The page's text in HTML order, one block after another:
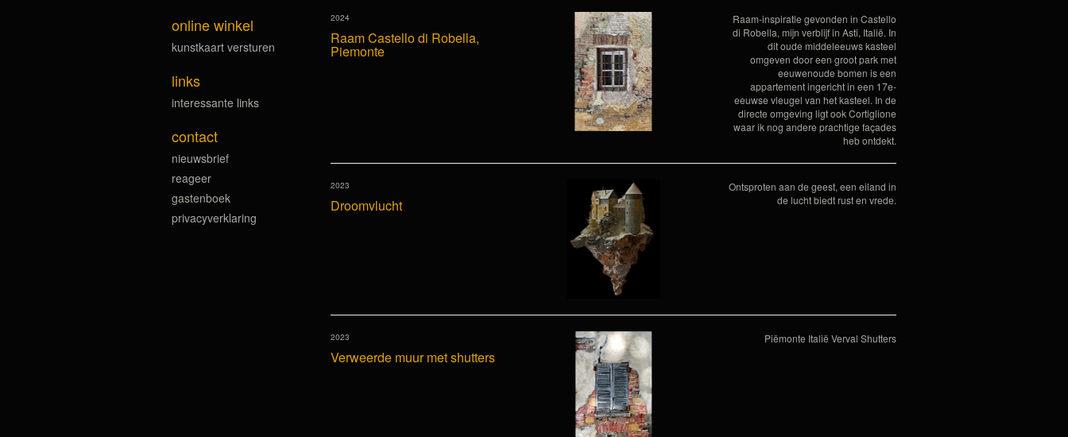
Raam Castello di Robella,
Piemonte
2024
Raam-inspiratie gevonden in Castello
di Robella, mijn verblijf in Asti, Italië. In
dit oude middeleeuws kasteel
omgeven door een groot park met
eeuwenoude bomen is een
appartement ingericht in een 17e-
eeuwse vleugel van het kasteel. In de
directe omgeving ligt ook Cortiglione
waar ik nog andere prachtige façades
heb ontdekt.
Droomvlucht
2023
Ontsproten aan de geest, een eiland in
de lucht biedt rust en vrede.
Verweerde muur met shutters
2023 Piëmonte Italië Verval Shutters
online winkel
kunstkaart versturen
links
interessante links
contact
nieuwsbrief
reageer
gastenboek
privacyverklaring